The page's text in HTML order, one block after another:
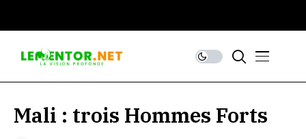
Mali : trois Hommes Forts